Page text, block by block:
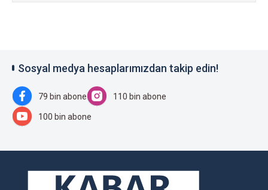
Sosyal medya hesaplarımızdan takip edin!
79 bin abone 110 bin abone
100 bin abone